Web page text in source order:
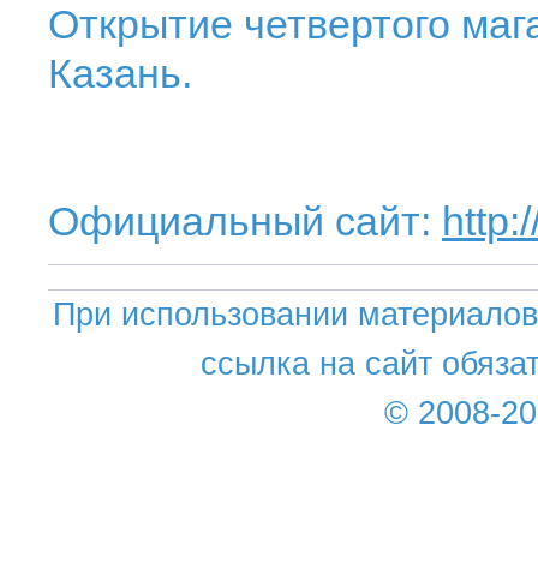
Открытие четвертого
Казань.
Официальный сайт:
При использовании
ссылка на сайт
© 2008-